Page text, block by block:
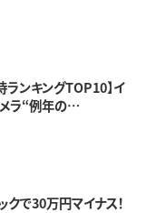
ランキングTOP10】イ
ラ“例年の…
クで30万円マイナス！